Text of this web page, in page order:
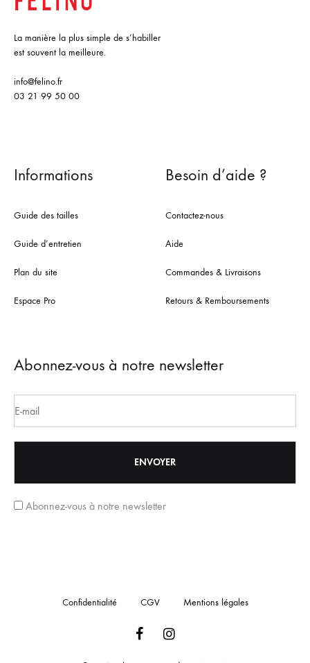
La manière la plus simple de s’habiller
est souvent la meilleure.
info@felino.fr
03 21 99 50 00
Informations
Guide des tailles
Guide d’entretien
Plan du site
Espace Pro
Besoin d’aide ?
Contactez-nous
Aide
Commandes & Livraisons
Retours & Remboursements
Abonnez-vous à notre newsletter
Abonnez-vous à notre newsletter
Confidentialité CGV Mentions légales
FacebookInstagram